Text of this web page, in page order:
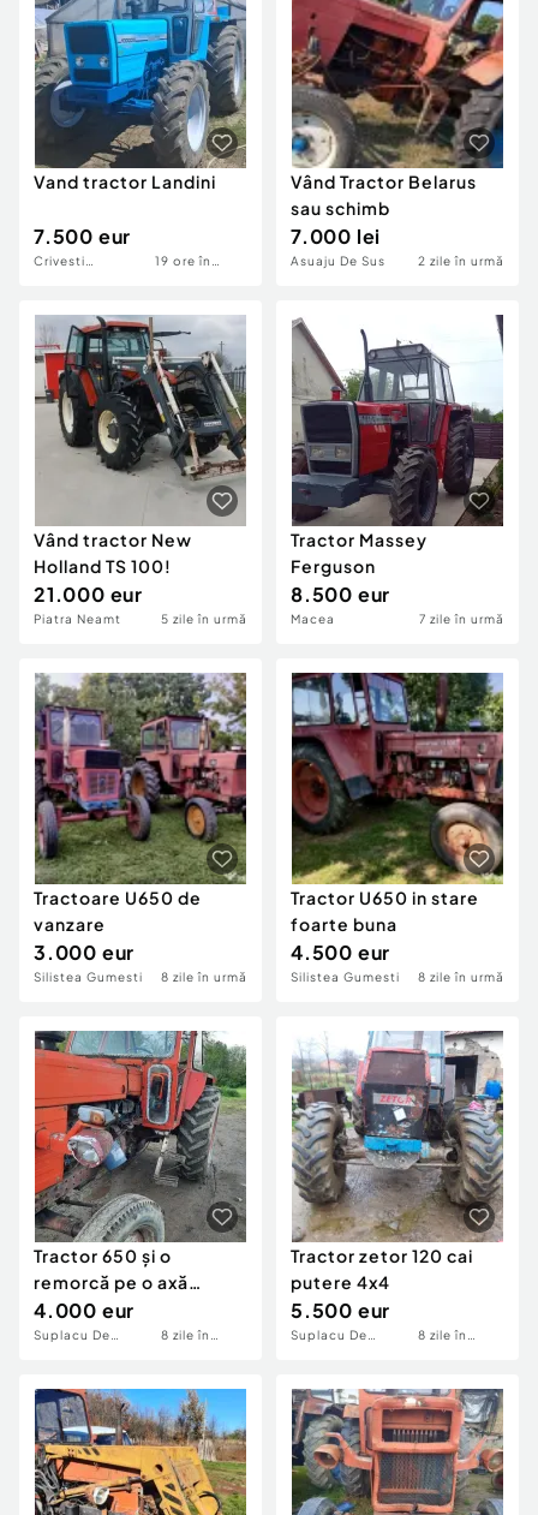
Servicii
Animale de companie
Afaceri și echipamente profesionale
Inchiriere Bunuri si Vehicule
Utilaje agricole si industriale
Piese auto si accesorii
Dacia Duster
Vand tractor Landini
7.500 eur
Crivesti
19 ore în
Vând Tractor Belarus
sau schimb
7.000 lei
Asuaju De Sus 2 zile în urmă
Vând tractor New
Holland TS 100!
21.000 eur
Piatra Neamt 5 zile în urmă
Tractor Massey
Ferguson
8.500 eur
Macea 7 zile în urmă
Tractoare U650 de
vanzare
3.000 eur
Silistea Gumesti 8 zile în urmă
Tractor U650 in stare
foarte buna
4.500 eur
Silistea Gumesti 8 zile în urmă
Tractor 650 și o
remorcă pe o axă
basculabilă
4.000 eur
Suplacu De
8 zile în
Tractor zetor 120 cai
putere 4x4
5.500 eur
Suplacu De
8 zile în